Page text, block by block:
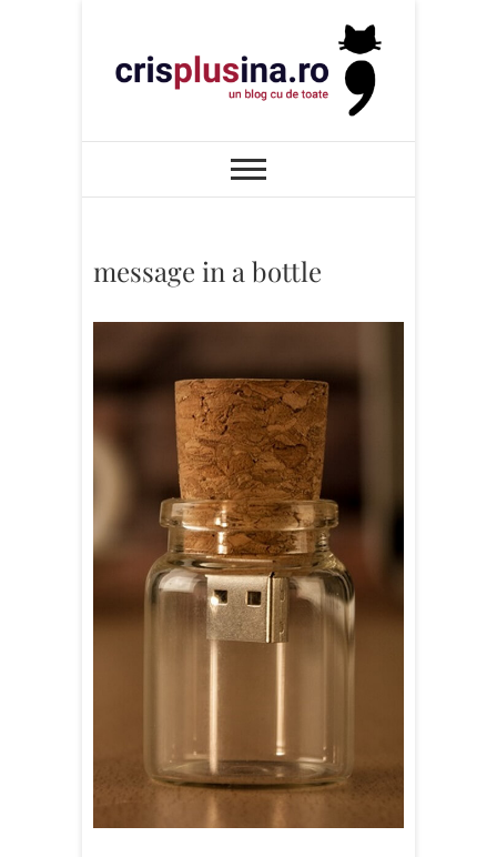
content
Cris+ina
message in a bottle